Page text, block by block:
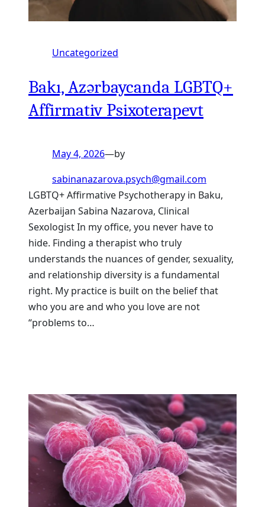
Uncategorized
Bakı, Azərbaycanda LGBTQ+
Affirmativ Psixoterapevt
May 4, 2026—by
sabinanazarova.psych@gmail.com
LGBTQ+ Affirmative Psychotherapy in Baku,
Azerbaijan Sabina Nazarova, Clinical
Sexologist In my office, you never have to
hide. Finding a therapist who truly
understands the nuances of gender, sexuality,
and relationship diversity is a fundamental
right. My practice is built on the belief that
who you are and who you love are not
“problems to…